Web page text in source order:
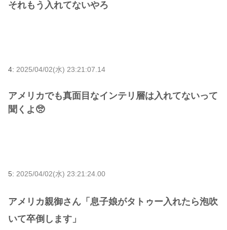
それもう入れてないやろ
4: 2025/04/02(水) 23:21:07.14
アメリカでも真面目なインテリ層は入れてないって
聞くよ🥺
5: 2025/04/02(水) 23:21:24.00
アメリカ親御さん「息子娘がタトゥー入れたら泡吹
いて卒倒します」